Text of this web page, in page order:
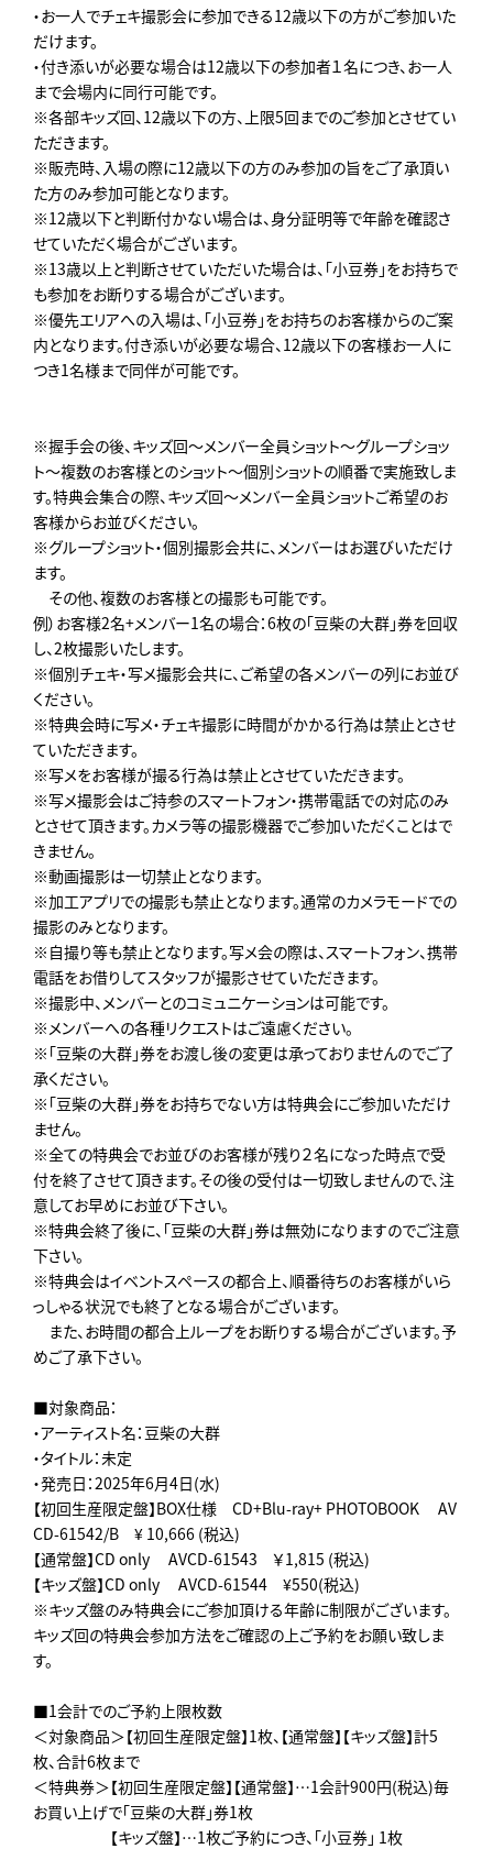
・お一人でチェキ撮影会に参加できる12歳以下の方がご参加いた
だけます。
・付き添いが必要な場合は12歳以下の参加者１名につき、お一人
まで会場内に同行可能です。
※各部キッズ回、12歳以下の方、上限5回までのご参加とさせてい
ただきます。
※販売時、入場の際に12歳以下の方のみ参加の旨をご了承頂い
た方のみ参加可能となります。
※12歳以下と判断付かない場合は、身分証明等で年齢を確認さ
せていただく場合がございます。
※13歳以上と判断させていただいた場合は、「小豆券」をお持ちで
も参加をお断りする場合がございます。
※優先エリアへの入場は、「小豆券」をお持ちのお客様からのご案
内となります。付き添いが必要な場合、12歳以下の客様お一人に
つき1名様まで同伴が可能です。
※握手会の後、キッズ回～メンバー全員ショット～グループショッ
ト～複数のお客様とのショット～個別ショットの順番で実施致しま
す。特典会集合の際、キッズ回～メンバー全員ショットご希望のお
客様からお並びください。
※グループショット・個別撮影会共に、メンバーはお選びいただけ
ます。
その他、複数のお客様との撮影も可能です。
例）お客様2名+メンバー1名の場合：6枚の「豆柴の大群」券を回収
し、2枚撮影いたします。
※個別チェキ・写メ撮影会共に、ご希望の各メンバーの列にお並び
ください。
※特典会時に写メ・チェキ撮影に時間がかかる行為は禁止とさせ
ていただきます。
※写メをお客様が撮る行為は禁止とさせていただきます。
※写メ撮影会はご持参のスマートフォン・携帯電話での対応のみ
とさせて頂きます。カメラ等の撮影機器でご参加いただくことはで
きません。
※動画撮影は一切禁止となります。
※加工アプリでの撮影も禁止となります。通常のカメラモードでの
撮影のみとなります。
※自撮り等も禁止となります。写メ会の際は、スマートフォン、携帯
電話をお借りしてスタッフが撮影させていただきます。
※撮影中、メンバーとのコミュニケーションは可能です。
※メンバーへの各種リクエストはご遠慮ください。
※「豆柴の大群」券をお渡し後の変更は承っておりませんのでご了
承ください。
※「豆柴の大群」券をお持ちでない方は特典会にご参加いただけ
ません。
※全ての特典会でお並びのお客様が残り２名になった時点で受
付を終了させて頂きます。その後の受付は一切致しませんので、注
意してお早めにお並び下さい。
※特典会終了後に、「豆柴の大群」券は無効になりますのでご注意
下さい。
※特典会はイベントスペースの都合上、順番待ちのお客様がいら
っしゃる状況でも終了となる場合がございます。
また、お時間の都合上ループをお断りする場合がございます。予
めご了承下さい。
■対象商品：
・アーティスト名：豆柴の大群
・タイトル：未定
・発売日：2025年6月4日(水)
【初回生産限定盤】BOX仕様 CD+Blu-ray+ PHOTOBOOK AV
CD-61542/B ¥ 10,666 (税込)
【通常盤】CD only AVCD-61543 ￥1,815 (税込)
【キッズ盤】CD only AVCD-61544 ¥550(税込)
※キッズ盤のみ特典会にご参加頂ける年齢に制限がございます。
キッズ回の特典会参加方法をご確認の上ご予約をお願い致しま
す。
■1会計でのご予約上限枚数
＜対象商品＞【初回生産限定盤】1枚、【通常盤】【キッズ盤】計5
枚、合計6枚まで
＜特典券＞【初回生産限定盤】【通常盤】…1会計900円(税込)毎
お買い上げで「豆柴の大群」券1枚
【キッズ盤】…1枚ご予約につき、「小豆券」 1枚